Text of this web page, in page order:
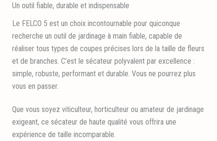
Un outil fiable, durable et indispensable
Le FELCO 5 est un choix incontournable pour quiconque
recherche un outil de jardinage à main fiable, capable de
réaliser tous types de coupes précises lors de la taille de fleurs
et de branches. C’est le sécateur polyvalent par excellence :
simple, robuste, performant et durable. Vous ne pourrez plus
vous en passer.
Que vous soyez viticulteur, horticulteur ou amateur de jardinage
exigeant, ce sécateur de haute qualité vous offrira une
expérience de taille incomparable.